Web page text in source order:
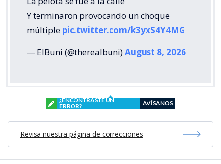
Y terminaron provocando un choque
múltiple pic.twitter.com/k3yxS4Y4MG
— ElBuni (@therealbuni)August 8, 2026
¿ENCONTRASTE UN
ERROR?
AVÍSANOS
Revisa nuestra página de correcciones